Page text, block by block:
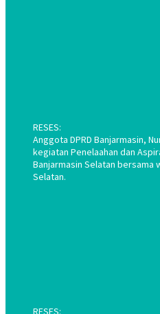
RESES:
Anggota DPRD Banjarmasin,
kegiatan Penelaahan dan
Banjarmasin Selatan bersama
Selatan.
RESES: